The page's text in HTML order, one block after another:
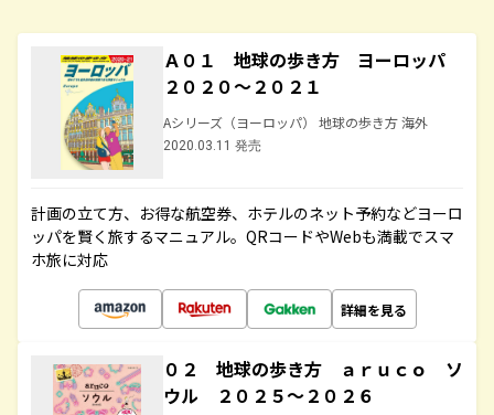
Ａ０１ 地球の歩き方 ヨーロッパ
２０２０～２０２１
Aシリーズ（ヨーロッパ） 地球の歩き方 海外
2020.03.11 発売
計画の立て方、お得な航空券、ホテルのネット予約などヨーロ
ッパを賢く旅するマニュアル。QRコードやWebも満載でスマ
ホ旅に対応
詳細を見る
０２ 地球の歩き方 ａｒｕｃｏ ソ
ウル ２０２５～２０２６